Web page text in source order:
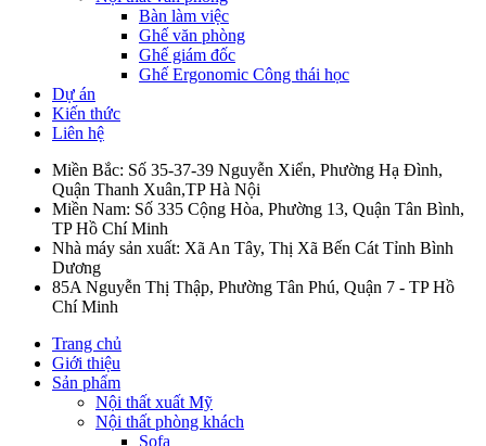
Bàn làm việc
Ghế văn phòng
Ghế giám đốc
Ghế Ergonomic Công thái học
Dự án
Kiến thức
Liên hệ
Miền Bắc: Số 35-37-39 Nguyễn Xiển, Phường Hạ Đình,
Quận Thanh Xuân,TP Hà Nội
Miền Nam: Số 335 Cộng Hòa, Phường 13, Quận Tân Bình,
TP Hồ Chí Minh
Nhà máy sản xuất: Xã An Tây, Thị Xã Bến Cát Tỉnh Bình
Dương
85A Nguyễn Thị Thập, Phường Tân Phú, Quận 7 - TP Hồ
Chí Minh
Trang chủ
Giới thiệu
Sản phẩm
Nội thất xuất Mỹ
Nội thất phòng khách
Sofa